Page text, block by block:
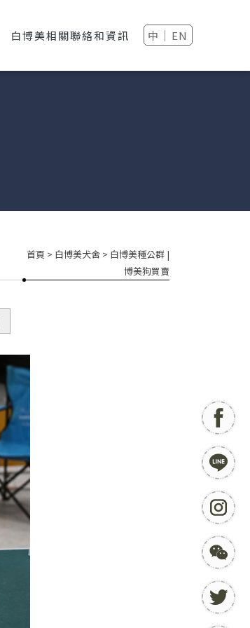
白博美相關聯絡和資訊 中 │ EN
首頁 > 白博美犬舍> 白博美種公群 |
博美狗買賣